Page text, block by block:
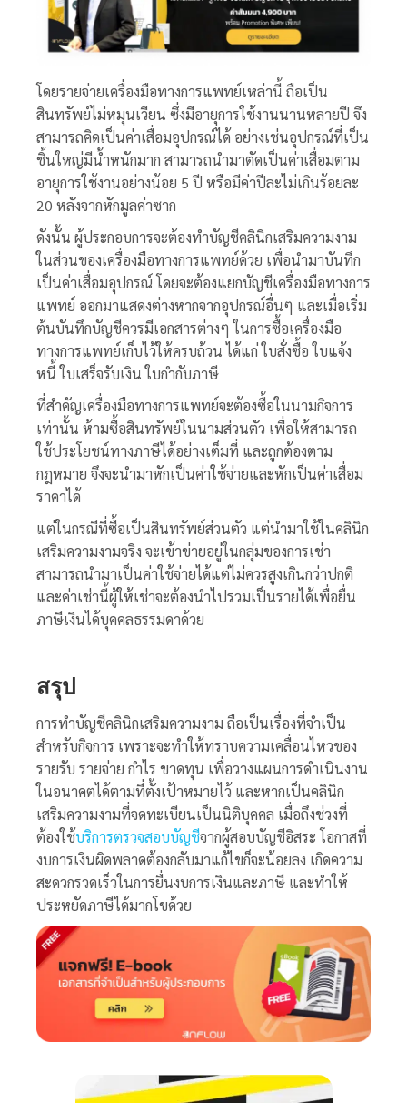
โดยรายจ่ายเครื่องมือทางการแพทย์เหล่านี้ ถือเป็น
สินทรัพย์ไม่หมุนเวียน ซึ่งมีอายุการใช้งานนานหลายปี จึง
สามารถคิดเป็นค่าเสื่อมอุปกรณ์ได้ อย่างเช่นอุปกรณ์ที่เป็น
ชิ้นใหญ่มีน้ำหนักมาก สามารถนำมาตัดเป็นค่าเสื่อมตาม
อายุการใช้งานอย่างน้อย 5 ปี หรือมีค่าปีละไม่เกินร้อยละ
20 หลังจากหักมูลค่าซาก
ดังนั้น ผู้ประกอบการจะต้องทำบัญชีคลินิกเสริมความงาม
ในส่วนของเครื่องมือทางการแพทย์ด้วย เพื่อนำมาบันทึก
เป็นค่าเสื่อมอุปกรณ์ โดยจะต้องแยกบัญชีเครื่องมือทางการ
แพทย์ ออกมาแสดงต่างหากจากอุปกรณ์อื่นๆ และเมื่อเริ่ม
ต้นบันทึกบัญชีควรมีเอกสารต่างๆ ในการซื้อเครื่องมือ
ทางการแพทย์เก็บไว้ให้ครบถ้วน ได้แก่ ใบสั่งซื้อ ใบแจ้ง
หนี้ ใบเสร็จรับเงิน ใบกำกับภาษี
ที่สำคัญเครื่องมือทางการแพทย์จะต้องซื้อในนามกิจการ
เท่านั้น ห้ามซื้อสินทรัพย์ในนามส่วนตัว เพื่อให้สามารถ
ใช้ประโยชน์ทางภาษีได้อย่างเต็มที่ และถูกต้องตาม
กฎหมาย จึงจะนำมาหักเป็นค่าใช้จ่ายและหักเป็นค่าเสื่อม
ราคาได้
แต่ในกรณีที่ซื้อเป็นสินทรัพย์ส่วนตัว แต่นำมาใช้ในคลินิก
เสริมความงามจริง จะเข้าข่ายอยู่ในกลุ่มของการเช่า
สามารถนำมาเป็นค่าใช้จ่ายได้แต่ไม่ควรสูงเกินกว่าปกติ
และค่าเช่านี้ผู้ให้เช่าจะต้องนำไปรวมเป็นรายได้เพื่อยื่น
ภาษีเงินได้บุคคลธรรมดาด้วย
สรุป
การทำบัญชีคลินิกเสริมความงาม ถือเป็นเรื่องที่จำเป็น
สำหรับกิจการ เพราะจะทำให้ทราบความเคลื่อนไหวของ
รายรับ รายจ่าย กำไร ขาดทุน เพื่อวางแผนการดำเนินงาน
ในอนาคตได้ตามที่ตั้งเป้าหมายไว้ และหากเป็นคลินิก
เสริมความงามที่จดทะเบียนเป็นนิติบุคคล เมื่อถึงช่วงที่
ต้องใช้บริการตรวจสอบบัญชีจากผู้สอบบัญชีอิสระ โอกาสที่
งบการเงินผิดพลาดต้องกลับมาแก้ไขก็จะน้อยลง เกิดความ
สะดวกรวดเร็วในการยื่นงบการเงินและภาษี และทำให้
ประหยัดภาษีได้มากโขด้วย